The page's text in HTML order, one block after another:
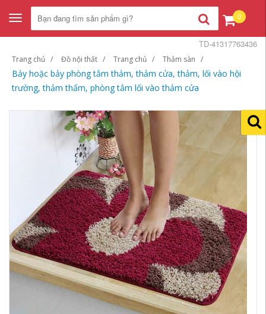
Toggle
navigation
0
Trang chủ Đồ nội thất Trang chủ Thảm sàn
Bảy hoặc bảy phòng tắm thảm, thảm cửa, thảm, lối vào hội
trường, thảm thấm, phòng tắm lối vào thảm cửa
TD-41317763436